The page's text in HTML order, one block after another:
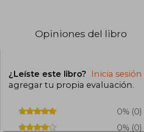
Opiniones del libro
¿Leíste este libro? Inicia sesión
agregar tu propia evaluación.
0% (0)
0% (0)